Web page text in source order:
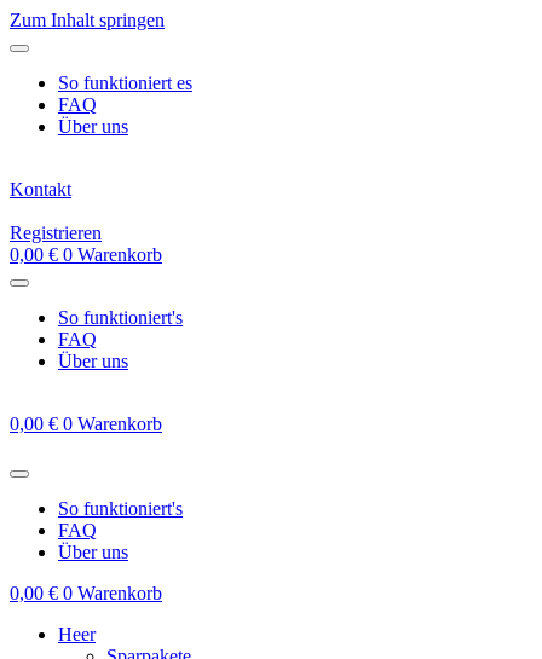
Zum Inhalt springen
So funktioniert es
FAQ
Über uns
Kontakt
Registrieren
0,00 € 0 Warenkorb
So funktioniert's
FAQ
Über uns
0,00 € 0 Warenkorb
So funktioniert's
FAQ
Über uns
0,00 € 0 Warenkorb
Heer